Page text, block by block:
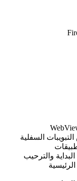
السفلية
والترحيب